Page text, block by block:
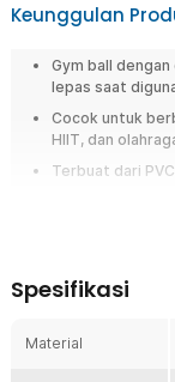
Keunggulan
Gym ball
lepas saat
Cocok untuk
HIIT, dan
Terbuat dari
multifungsi yang
dengan permukaan
Spesifikasi
Material